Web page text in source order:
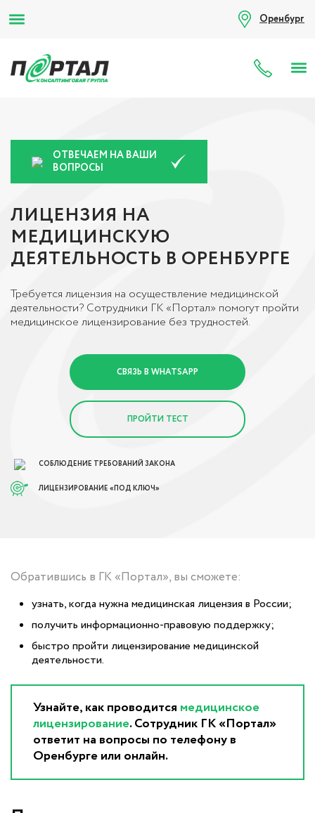
Оренбург
8
ОТВЕЧАЕМ НА ВАШИ
ВОПРОСЫ
ЛИЦЕНЗИЯ НА
МЕДИЦИНСКУЮ
ДЕЯТЕЛЬНОСТЬ В ОРЕНБУРГЕ
Требуется лицензия на осуществление медицинской
деятельности? Сотрудники ГК «Портал» помогут пройти
медицинское лицензирование без трудностей.
СВЯЗЬ В WHATSAPP
ПРОЙТИ ТЕСТ
СОБЛЮДЕНИЕ ТРЕБОВАНИЙ ЗАКОНА
ЛИЦЕНЗИРОВАНИЕ «ПОД КЛЮЧ»
Обратившись в ГК «Портал», вы сможете:
узнать, когда нужна медицинская лицензия в России;
получить информационно-правовую поддержку;
быстро пройти лицензирование медицинской
деятельности.
Узнайте, как проводится медицинское
лицензирование. Сотрудник ГК «Портал»
ответит на вопросы по телефону в
Оренбурге или онлайн.